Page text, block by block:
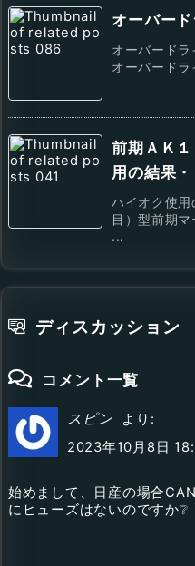
オーバー
オーバード
オーバード
前期ＡＫ
用の結果・
ハイオク使
目）型前期
...
ディスカッション
コメント一覧
スピン
より:
2023年10月8日
始めまして、日産の場合
にヒューズはないのですか❔